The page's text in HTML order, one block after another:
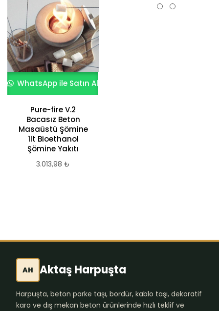
WhatsApp ile Satın Al
Pure-fire V.2
Bacasız Beton
Masaüstü Şömine
1lt Bioethanol
Şömine Yakıtı
3.013,98 ₺
AH Aktaş Harpuşta
Harpuşta, beton parke taşı, bordür, kablo taşı, dekoratif
karo ve dış mekan beton ürünlerinde hızlı teklif ve